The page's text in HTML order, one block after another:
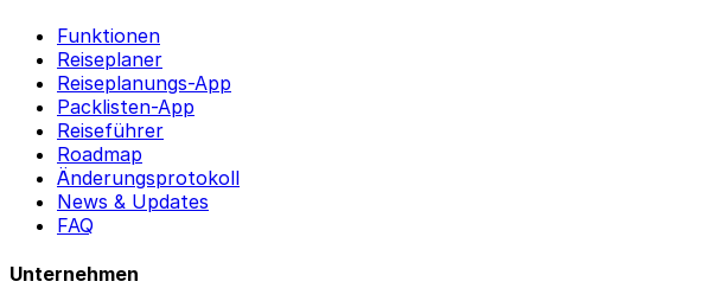
Funktionen
Reiseplaner
Reiseplanungs-App
Packlisten-App
Reiseführer
Roadmap
Änderungsprotokoll
News & Updates
FAQ
Unternehmen